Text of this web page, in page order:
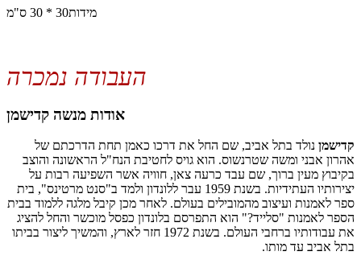
מידות30 * 30 ס"מ
העבודה נמכרה
אודות מנשה קדישמן
קדישמן נולד בתל אביב, שם החל את דרכו כאמן תחת הדרכתם של
אהרון אבני ומשה שטרנשוס. הוא גויס לחטיבת הנח"ל הראשונה והוצב
בקיבוץ מעין ברוך, שם עבד כרעה צאן, חוויה אשר השפיעה רבות על
יצירותיו העתידיות. בשנת 1959 עבר ללונדון ולמד ב"סנט מרטינס", בית
ספר לאמנות ועיצוב מהמובילים בעולם. לאחר מכן קיבל מלגה ללמוד בבית
הספר לאמנות "סלייד?" הוא התפרסם בלונדון כפסל מוכשר והחל להציג
את עבודותיו ברחבי העולם. בשנת 1972 חזר לארץ, והמשיך ליצור בביתו
בתל אביב עד מותו.